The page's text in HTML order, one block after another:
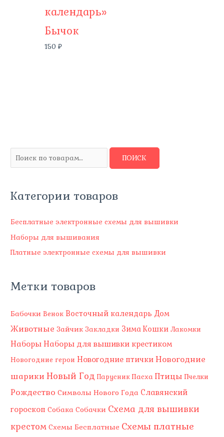
календарь»
Бычок
150₽
с
а
ь
:
ПОИСК
Категории товаров
Бесплатные электронные схемы для вышивки
Наборы для вышивания
Платные электронные схемы для вышивки
Метки товаров
Бабочки Венок Восточный календарь Дом
Животные Зайчик Закладки Зима Кошки Лакомки
Наборы Наборы для вышивки крестиком
Новогодние герои Новогодние птички Новогодние
шарики Новый Год Парусник Пасха Птицы Пчелки
Рождество Символы Нового Года Славянский
гороскоп Собака Собачки Схема для вышивки
крестом Схемы Бесплатные Схемы платные